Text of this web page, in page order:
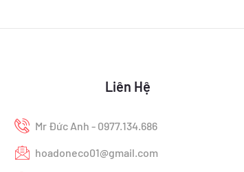
Liên Hệ
Mr Đức Anh - 0977.134.686
hoadoneco01@gmail.com